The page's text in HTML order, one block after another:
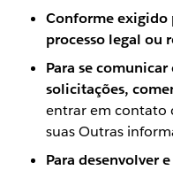
Conforme exigido
processo legal ou
Para se
solicitações,
entrar em contato
suas Outras
Para desenvolver